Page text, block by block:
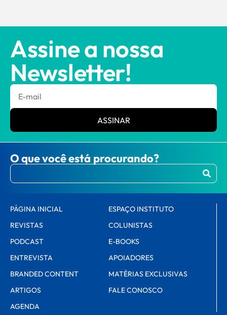
Assine a nossa
Newsletter!
ASSINAR
O que você está procurando?
PÁGINA INICIAL
REVISTAS
PODCAST
ENTREVISTA
BRANDED CONTENT
ARTIGOS
AGENDA
ESPAÇO INSTITUTO
COLUNISTAS
E-BOOKS
APOIADORES
MATÉRIAS EXCLUSIVAS
FALE CONOSCO